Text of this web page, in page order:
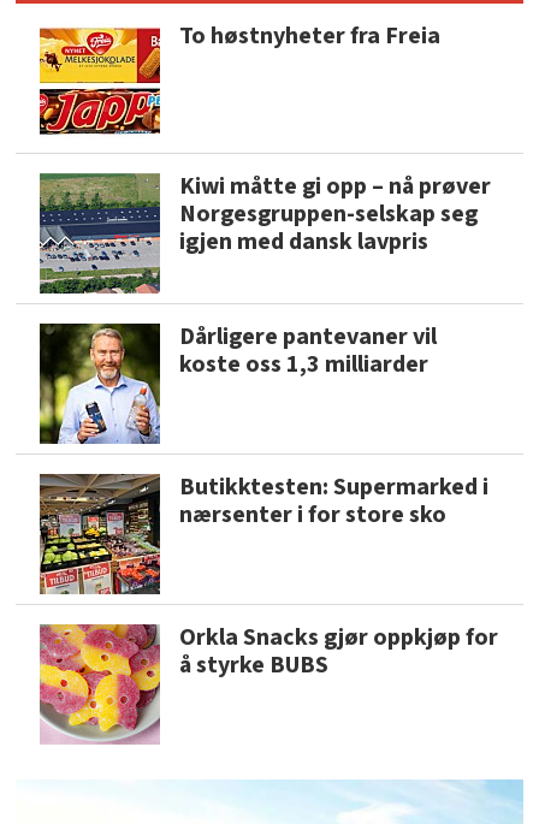
To høstnyheter fra Freia
Kiwi måtte gi opp – nå prøver
Norgesgruppen-selskap seg
igjen med dansk lavpris
Dårligere pantevaner vil
koste oss 1,3 milliarder
Butikktesten: Supermarked i
nærsenter i for store sko
Orkla Snacks gjør oppkjøp for
å styrke BUBS